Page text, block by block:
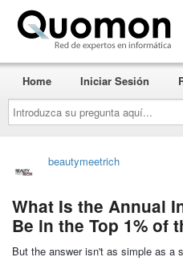
Introduzca
su
pregunta
aquí...
Home Iniciar Sesión
beautymeetrich
What Is the Annual
Be in the Top 1% of
But the answer isn't as simple as a